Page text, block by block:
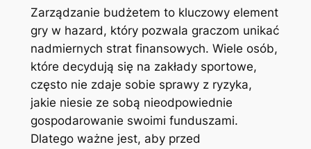
Zarządzanie budżetem to kluczowy element
gry w hazard, który pozwala graczom unikać
nadmiernych strat finansowych. Wiele osób,
które decydują się na zakłady sportowe,
często nie zdaje sobie sprawy z ryzyka,
jakie niesie ze sobą nieodpowiednie
gospodarowanie swoimi funduszami.
Dlatego ważne jest, aby przed